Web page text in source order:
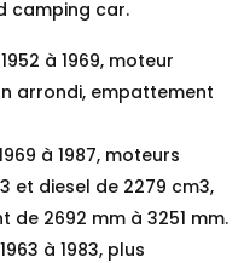
camping car.
à 1969, moteur
arrondi, empattement
à 1987, moteurs
et diesel de 2279 cm3,
2692 mm à 3251 mm.
à 1983, plus